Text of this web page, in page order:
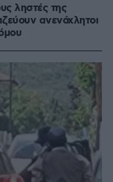
ληστές της
ανενόχλητοι